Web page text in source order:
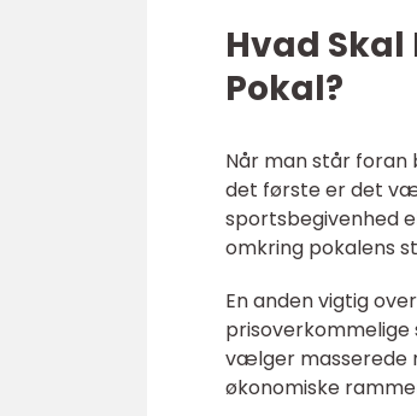
Hvad
Pokal?
Når man står
det første er det
sportsbegivenhed
omkring pokalens
En anden vigtig
vælger masserede
økonomiske